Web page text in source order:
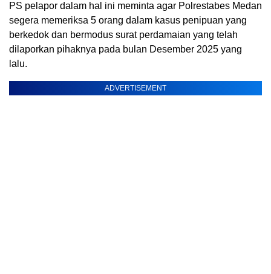
PS pelapor dalam hal ini meminta agar Polrestabes Medan
segera memeriksa 5 orang dalam kasus penipuan yang
berkedok dan bermodus surat perdamaian yang telah
dilaporkan pihaknya pada bulan Desember 2025 yang
lalu.
ADVERTISEMENT